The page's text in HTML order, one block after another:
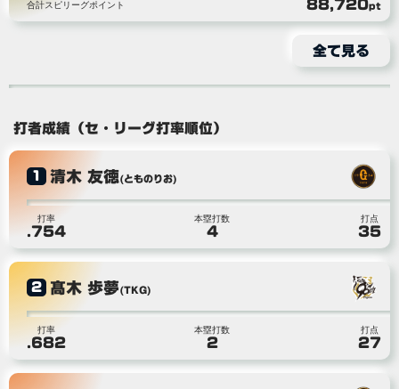
合計スピリーグポイント 88,720pt
全て見る
打者成績（セ・リーグ打率順位）
1 清木 友徳(とものりお)
打率
.754
本塁打数
4
打点
35
2 髙木 歩夢(TKG)
打率
.682
本塁打数
2
打点
27